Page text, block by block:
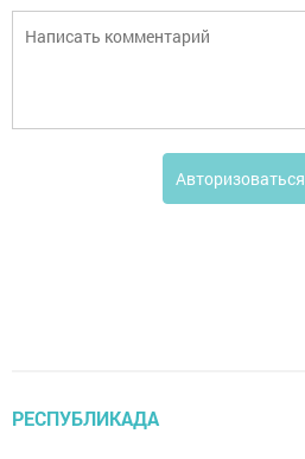
Авторизоваться
РЕСПУБЛИКАДА